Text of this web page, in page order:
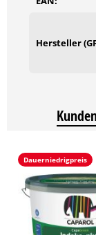
Hersteller
Dauerniedrigpreis